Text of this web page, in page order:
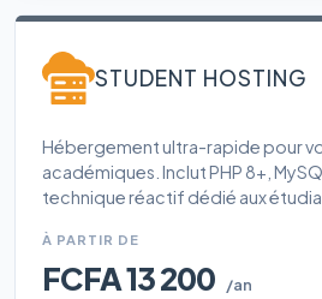
STUDENT HOSTING
Hébergement ultra-rapide pour
académiques. Inclut PHP 8+,
technique réactif dédié aux
À PARTIR DE
FCFA 13 200 /an